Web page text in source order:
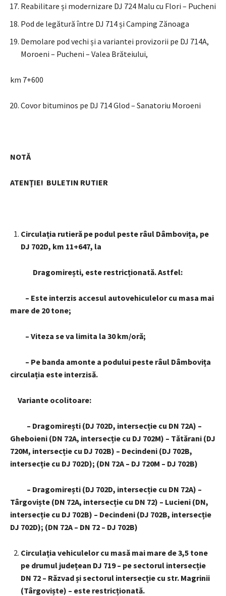
Reabilitare și modernizare DJ 724 Malu cu Flori – Pucheni
Pod de legătură între DJ 714 și Camping Zănoaga
Demolare pod vechi și a variantei provizorii pe DJ 714A,
Moroeni – Pucheni – Valea Brăteiului,
km 7+600
Covor bituminos pe DJ 714 Glod – Sanatoriu Moroeni
NOTĂ
ATENŢIE! BULETIN RUTIER
Circulația rutieră pe podul peste râul Dâmbovița, pe
DJ 702D, km 11+647, la
Dragomirești, este restricționată. Astfel:
– Este interzis accesul autovehiculelor cu masa mai
mare de 20 tone;
– Viteza se va limita la 30 km/oră;
– Pe banda amonte a podului peste râul Dâmbovița
circulația este interzisă.
Variante ocolitoare:
– Dragomirești (DJ 702D, intersecție cu DN 72A) –
Gheboieni (DN 72A, intersecție cu DJ 702M) – Tătărani (DJ
720M, intersecție cu DJ 702B) – Decindeni (DJ 702B,
intersecție cu DJ 702D); (DN 72A – DJ 720M – DJ 702B)
– Dragomirești (DJ 702D, intersecție cu DN 72A) –
Târgoviște (DN 72A, intersecție cu DN 72) – Lucieni (DN,
intersecție cu DJ 702B) – Decindeni (DJ 702B, intersecție
DJ 702D); (DN 72A – DN 72 – DJ 702B)
Circulația vehiculelor cu masă mai mare de 3,5 tone
pe drumul județean DJ 719 – pe sectorul intersecție
DN 72 – Răzvad și sectorul intersecție cu str. Magrinii
(Târgoviște) – este restricționată.